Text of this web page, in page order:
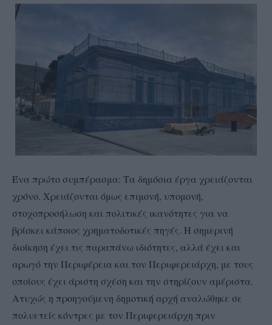
Ένα πρώτο συμπέρασμα: Τα δημόσια έργα χρειάζονται
χρόνο. Χρειάζονται όμως επιμονή, υπομονή,
στοχοπροσήλωση και πολιτικές ικανότητες για να
βρίσκει κάποιος χρηματοδοτικές πηγές. Η σημερινή
διοίκηση έχει τις παραπάνω ιδιότητες, αλλά έχει και
αρωγό την Περιφέρεια και τον Περιφερειάρχη, με τους
οποίους έχει άριστη σχέση και την στηρίζουν αμέριστα.
Ατυχώς η προηγούμενη δημοτική αρχή αναλώθηκε σε
πολυετείς κόντρες με τον Περιφερειάρχη πριν